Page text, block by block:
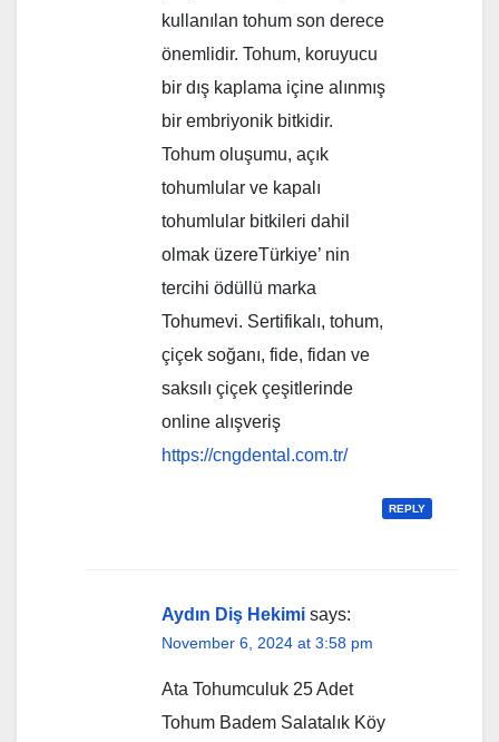
kullanılan tohum son derece
önemlidir. Tohum, koruyucu
bir dış kaplama içine alınmış
bir embriyonik bitkidir.
Tohum oluşumu, açık
tohumlular ve kapalı
tohumlular bitkileri dahil
olmak üzereTürkiye’ nin
tercihi ödüllü marka
Tohumevi. Sertifikalı, tohum,
çiçek soğanı, fide, fidan ve
saksılı çiçek çeşitlerinde
online alışveriş
https://cngdental.com.tr/
REPLY
Aydın Diş Hekimi says:
November 6, 2024 at 3:58 pm
Ata Tohumculuk 25 Adet
Tohum Badem Salatalık Köy